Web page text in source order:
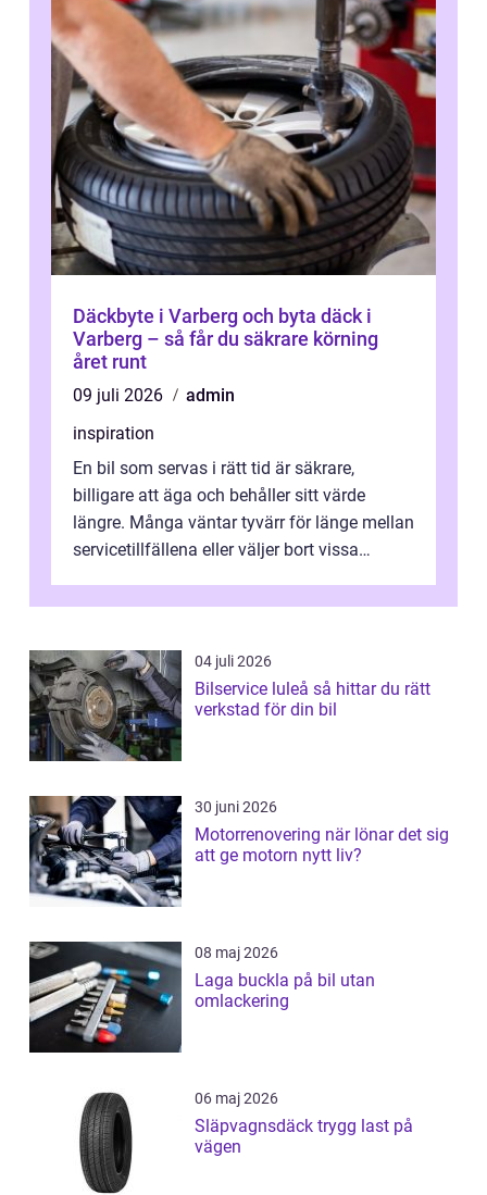
Däckbyte i Varberg och byta däck i
Varberg – så får du säkrare körning
året runt
09 juli 2026
admin
inspiration
En bil som servas i rätt tid är säkrare,
billigare att äga och behåller sitt värde
längre. Många väntar tyvärr för länge mellan
servicetillfällena eller väljer bort vissa
04 juli 2026
Bilservice luleå så hittar du rätt
verkstad för din bil
30 juni 2026
Motorrenovering när lönar det sig
att ge motorn nytt liv?
08 maj 2026
Laga buckla på bil utan
omlackering
06 maj 2026
Släpvagnsdäck trygg last på
vägen